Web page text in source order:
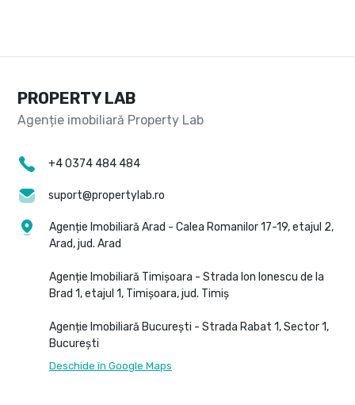
PROPERTY LAB
+4 0374 484 484
suport@propertylab.ro
Agenție Imobiliară Arad - Calea Romanilor 17-19, etajul 2,
Arad, jud. Arad
Agenție Imobiliară Timișoara - Strada Ion Ionescu de la
Brad 1, etajul 1, Timișoara, jud. Timiș
Agenție Imobiliară București - Strada Rabat 1, Sector 1,
București
Deschide în Google Maps